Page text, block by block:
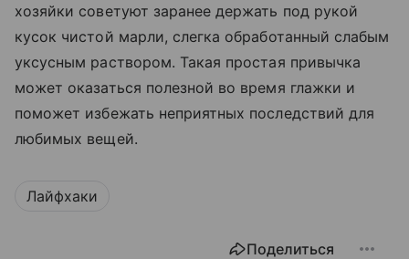
хозяйки советуют заранее держать под рукой
кусок чистой марли, слегка обработанный слабым
уксусным раствором. Такая простая привычка
может оказаться полезной во время глажки и
поможет избежать неприятных последствий для
любимых вещей.
Лайфхаки
Поделиться